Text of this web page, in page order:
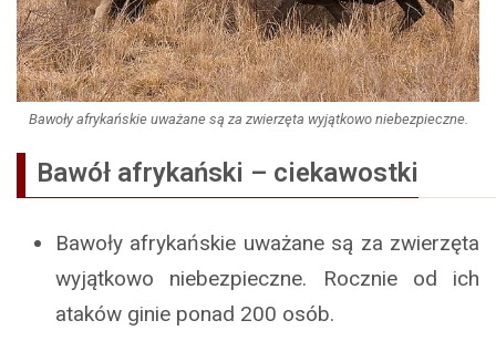
Bawoły afrykańskie uważane są za zwierzęta wyjątkowo niebezpieczne.
Bawół afrykański – ciekawostki
Bawoły afrykańskie uważane są za zwierzęta
wyjątkowo niebezpieczne. Rocznie od ich
ataków ginie ponad 200 osób.